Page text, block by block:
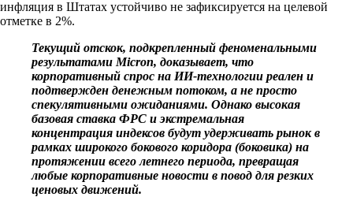
инфляция в Штатах устойчиво не зафиксируется на целевой
отметке в 2%.
Текущий отскок, подкрепленный феноменальными
результатами Micron, доказывает, что
корпоративный спрос на ИИ-технологии реален и
подтвержден денежным потоком, а не просто
спекулятивными ожиданиями. Однако высокая
базовая ставка ФРС и экстремальная
концентрация индексов будут удерживать рынок в
рамках широкого бокового коридора (боковика) на
протяжении всего летнего периода, превращая
любые корпоративные новости в повод для резких
ценовых движений.